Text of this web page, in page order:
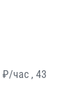
₽/час , 43